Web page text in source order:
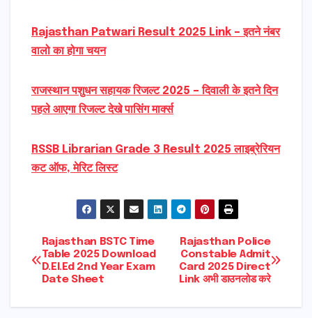
Rajasthan Patwari Result 2025 Link – इतने नंबर
वालो का होगा चयन
राजस्थान पशुधन सहायक रिजल्ट 2025 – दिवाली के इतने दिन
पहले आएगा रिजल्ट देखे पासिंग मार्क्स
RSSB Librarian Grade 3 Result 2025 लाइब्रेरियन
कट ऑफ, मेरिट लिस्ट
Post
navigation
Rajasthan Police
Constable Admit
Card 2025 Direct
Link अभी डाउनलोड करे
Rajasthan BSTC Time
Table 2025 Download
D.El.Ed 2nd Year Exam
Date Sheet